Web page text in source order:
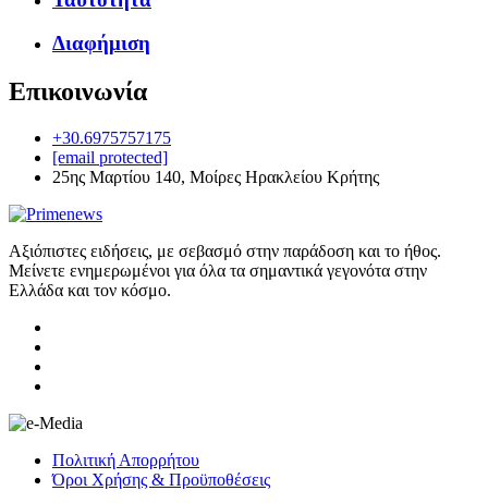
Διαφήμιση
Επικοινωνία
+30.6975757175
[email protected]
25ης Μαρτίου 140, Μοίρες Ηρακλείου Κρήτης
Αξιόπιστες ειδήσεις, με σεβασμό στην παράδοση και το ήθος.
Μείνετε ενημερωμένοι για όλα τα σημαντικά γεγονότα στην
Ελλάδα και τον κόσμο.
Πολιτική Απορρήτου
Όροι Χρήσης & Προϋποθέσεις